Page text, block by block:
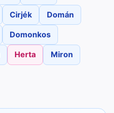
Cirjék Domán
Domonkos
Herta Miron